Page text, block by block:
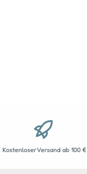
Kostenloser Versand ab 100 €